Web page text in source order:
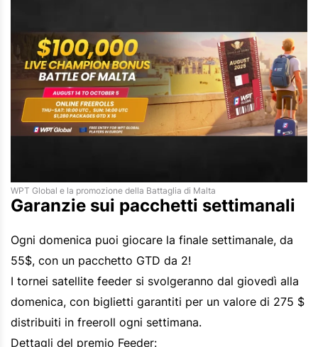
WPT Global e la promozione della Battaglia di Malta
Garanzie sui pacchetti settimanali
Ogni domenica puoi giocare la finale settimanale, da
55$, con un pacchetto GTD da 2!
I tornei satellite feeder si svolgeranno dal giovedì alla
domenica, con biglietti garantiti per un valore di 275 $
distribuiti in freeroll ogni settimana.
Dettagli del premio Feeder: